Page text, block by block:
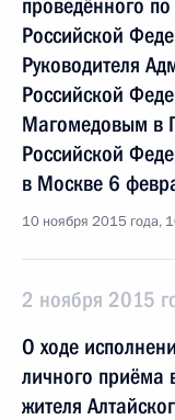
проведённого
Российской
Руководителя
Российской
Магомедовым в
Российской
в Москве 6
10 ноября 2015 года,
2 ноября 2015
О ходе
личного приёма
жителя